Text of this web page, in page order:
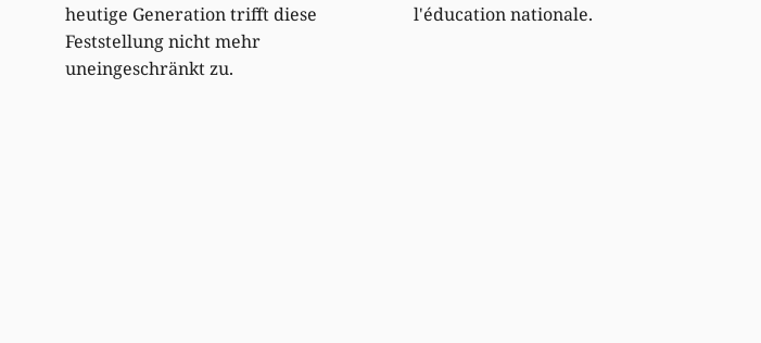
heutige Generation trifft diese
Feststellung nicht mehr
uneingeschränkt zu.
l'éducation nationale.